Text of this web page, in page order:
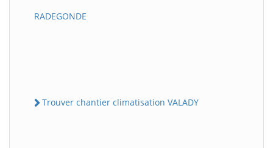
RADEGONDE
Trouver chantier climatisation VALADY